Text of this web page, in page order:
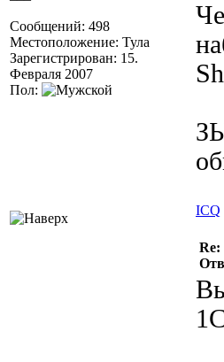
Сообщений: 498
Местоположение: Тула
Зарегистрирован: 15.
Февраля 2007
Пол:
ICQ
Re: